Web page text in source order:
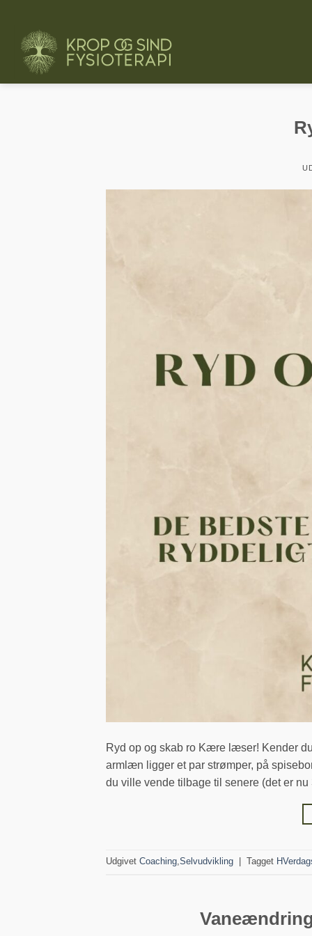
indhold
Ryd op og skab ro Kære læser! Kender
armlæn ligger et par strømper, på
du ville vende tilbage til senere (det er
Udgivet Coaching Selvudvikling Tagget